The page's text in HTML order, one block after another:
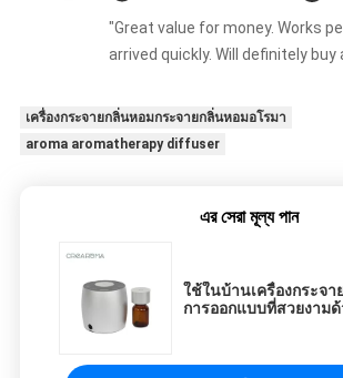
"Great value for money. Works
arrived quickly. Will definitely buy
เครื่องกระจายกลิ่นหอมกระจายกลิ่นหอมอโรมา
aroma aromatherapy diffuser
এর সেরা মূল্য পান
ใช้ในบ้านเครื่องกระจา
การออกแบบที่สวยงาม